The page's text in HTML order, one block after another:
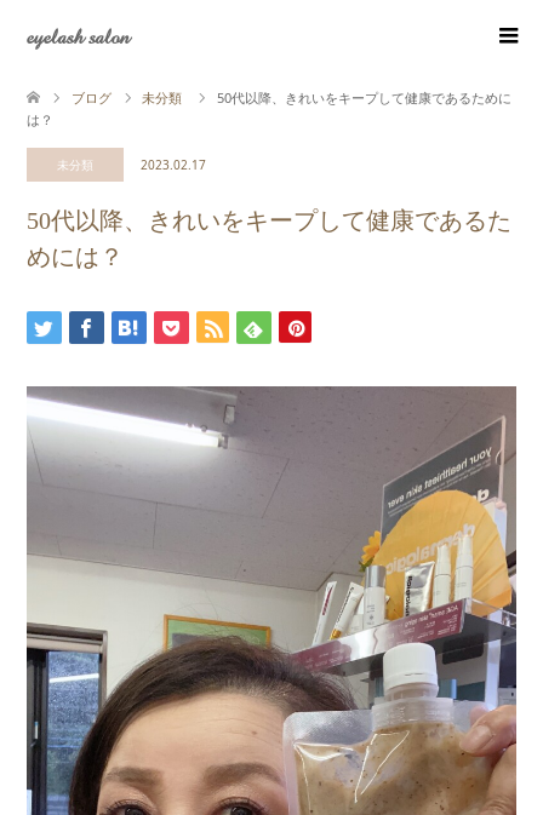
eyelash salon
ブログ 未分類
50代以降、きれいをキープして健康であるために
は？
未分類 2023.02.17
50代以降、きれいをキープして健康であるた
めには？